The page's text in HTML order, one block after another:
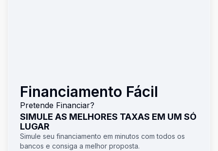
Financiamento Fácil
Pretende Financiar?
SIMULE AS MELHORES TAXAS EM UM SÓ
LUGAR
Simule seu financiamento em minutos com todos os
bancos e consiga a melhor proposta.